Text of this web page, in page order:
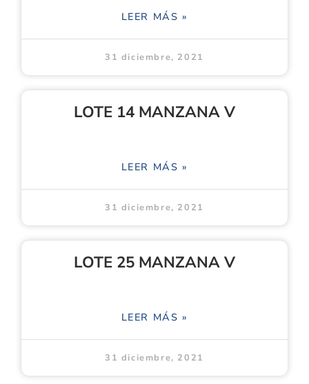
LEER MÁS »
31 diciembre, 2021
LOTE 14 MANZANA V
LEER MÁS »
31 diciembre, 2021
LOTE 25 MANZANA V
LEER MÁS »
31 diciembre, 2021